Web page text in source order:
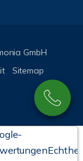
GmbH
Sitemap